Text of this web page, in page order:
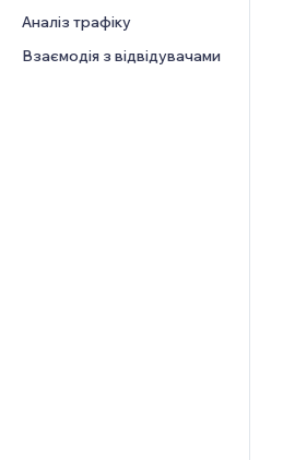
Аналіз трафіку
Взаємодія з відвідувачами